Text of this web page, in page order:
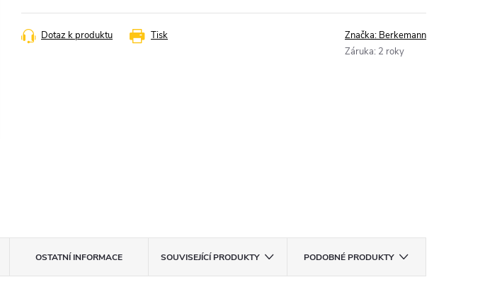
cena:
Tisk
Dotaz k produktu Značka: Berkemann
Záruka: 2 roky
OSTATNÍ INFORMACE SOUVISEJÍCÍ PRODUKTY PODOBNÉ PRODUKTY